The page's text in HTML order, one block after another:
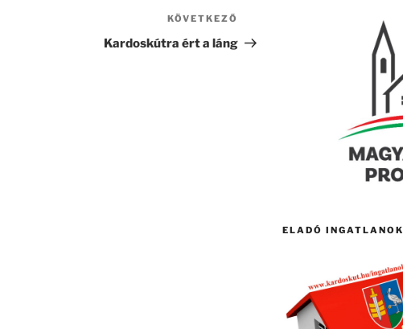
bejegyzés
KÖVETKEZŐ
Kardoskútra ért a láng
ELADÓ INGATLANOK